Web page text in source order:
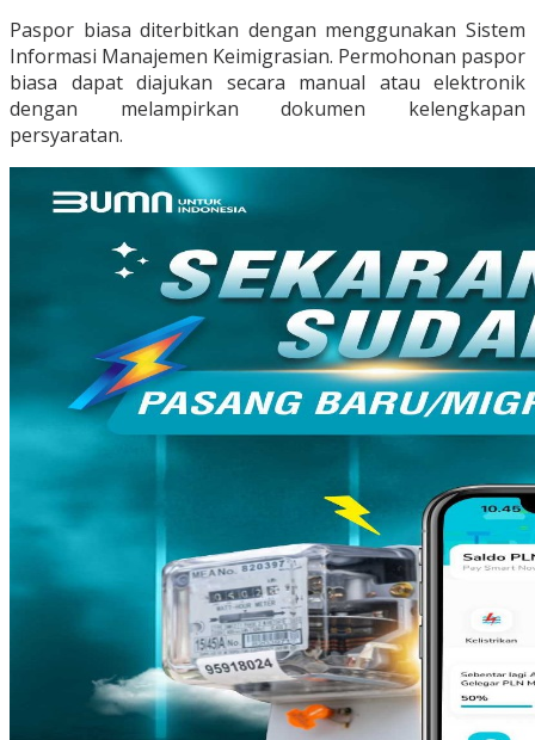
Paspor biasa diterbitkan dengan menggunakan Sistem
Informasi Manajemen Keimigrasian. Permohonan paspor
biasa dapat diajukan secara manual atau elektronik
dengan melampirkan dokumen kelengkapan
persyaratan.